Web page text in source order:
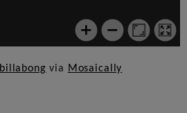
billabong via Mosaically